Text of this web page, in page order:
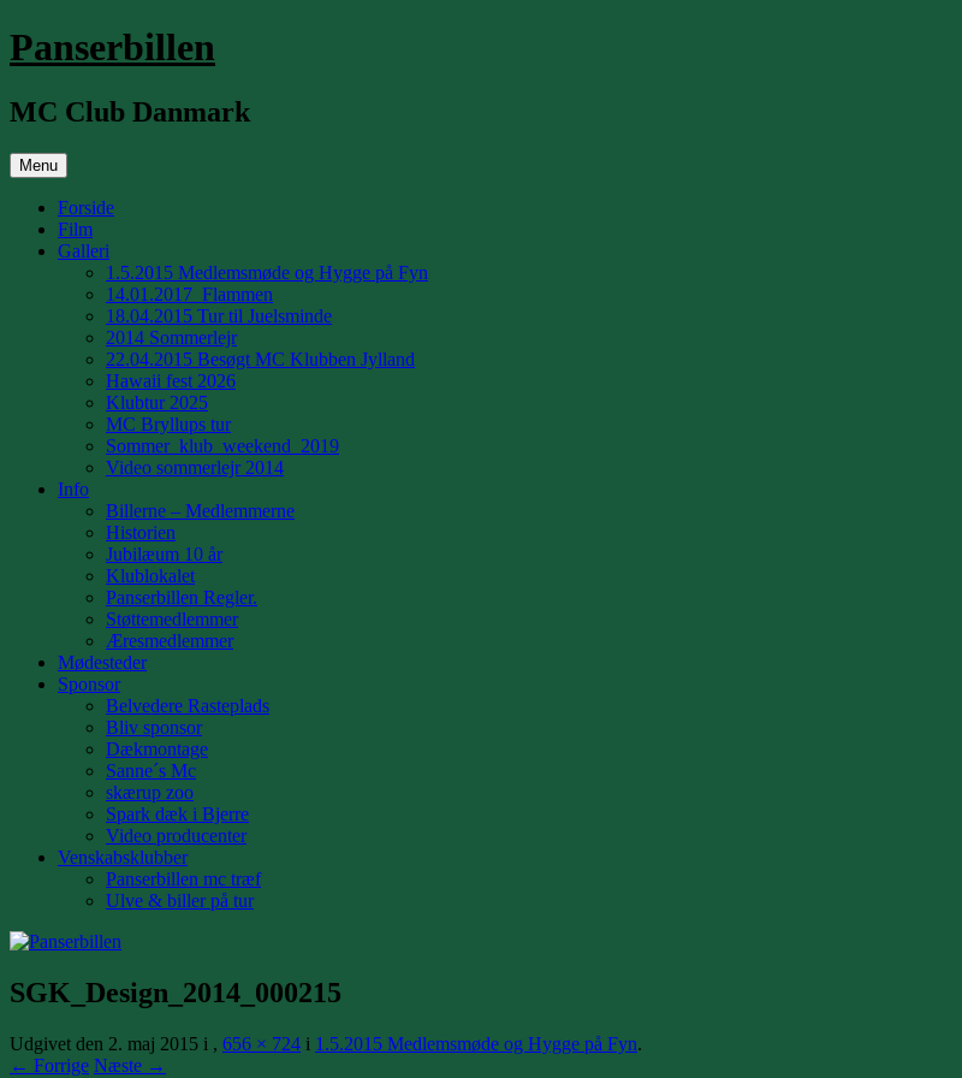
Hop
til
Panserbillen
MC Club Danmark
Menu
Forside
Film
Galleri
1.5.2015 Medlemsmøde og Hygge på Fyn
14.01.2017_Flammen
18.04.2015 Tur til Juelsminde
2014 Sommerlejr
22.04.2015 Besøgt MC Klubben Jylland
Hawaii fest 2026
Klubtur 2025
MC Bryllups tur
Sommer_klub_weekend_2019
Video sommerlejr 2014
Info
Billerne – Medlemmerne
Historien
Jubilæum 10 år
Klublokalet
Panserbillen Regler.
Støttemedlemmer
Æresmedlemmer
Mødesteder
Sponsor
Belvedere Rasteplads
Bliv sponsor
Dækmontage
Sanne´s Mc
skærup zoo
Spark dæk i Bjerre
Video producenter
Venskabsklubber
Panserbillen mc træf
Ulve & biller på tur
SGK_Design_2014_000215
Udgivet den 2. maj 2015 i , 656 × 724 i 1.5.2015 Medlemsmøde og Hygge på Fyn.
← Forrige Næste →